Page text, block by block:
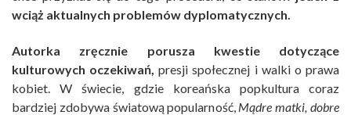
wciąż aktualnych problemów dyplomatycznych.
Autorka zręcznie porusza kwestie dotyczące
kulturowych oczekiwań, presji społecznej i walki o prawa
kobiet. W świecie, gdzie koreańska popkultura coraz
bardziej zdobywa światową popularność, Mądre matki, dobre